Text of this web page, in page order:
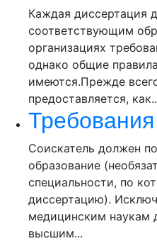
Каждая диссертация
соответствующим
организациях
однако общие
имеются.Прежде
предоставляется,
Соискатель должен
образование
специальности, по
диссертацию).
медицинским наукам
высшим...